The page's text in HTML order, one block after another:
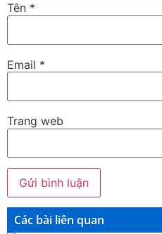
Tên *
Email *
Trang web
Các bài liên quan